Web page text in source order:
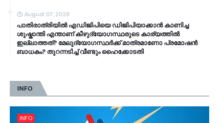
August 07, 2026
പാതിരാത്രിയിൽ എഡിജിപിയെ ഡിജിപിയാക്കാൻ കാണിച്ച
ശുഷ്കാന്തി എന്താണ് കീഴുദ്യോഗസ്ഥരുടെ കാര്യത്തിൽ
ഇല്ലാത്തത്? മേലുദ്യോഗസ്ഥർക്ക് മാത്രമാണോ പ്രമോഷൻ
ബാധകം? തുറന്നടിച്ച് വീണ്ടും ഹൈക്കോടതി
INFO
INFO